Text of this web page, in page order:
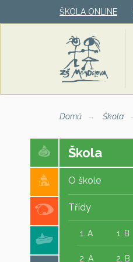
ŠKOLA ONLINE
Domů Škola
Škola
O škole
Třídy
1. A 1. B
2. A 2. B